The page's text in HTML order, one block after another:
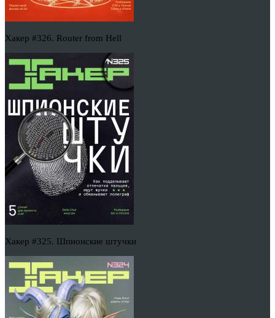
Хакер #326. Router from Hell
Хакер #325. Шпионские штучки